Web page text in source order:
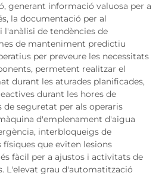
generant informació valuosa per a
la documentació per al
de tendències de
de manteniment predictiu
per preveure les necessitats
permetent realitzar el
durant les aturades planificades,
durant les hores de
de seguretat per als operaris
d'emplenament d'aigua
interbloqueigs de
que eviten lesions
fàcil per a ajustos i activitats de
L'elevat grau d'automatització